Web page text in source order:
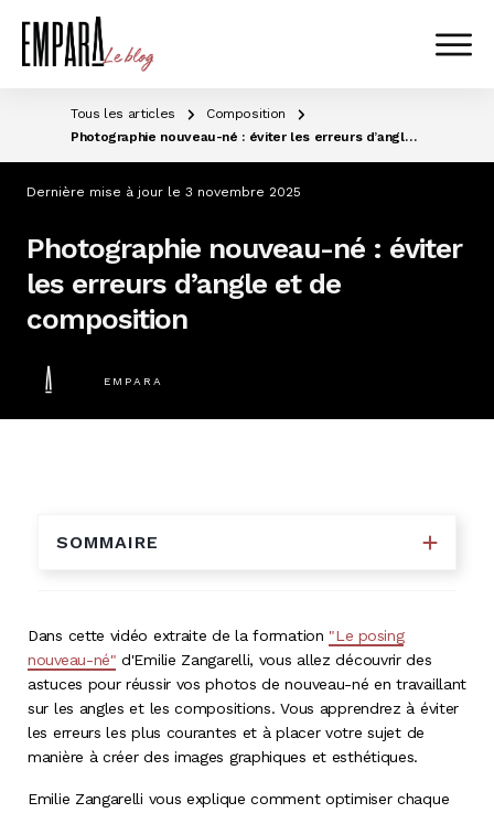
Tous les articles
Composition
Photographie nouveau-né : éviter les erreurs d’angle et de composition
Dernière mise à jour le 3 novembre 2025
Photographie nouveau-né : éviter
les erreurs d’angle et de
composition
EMPARA
Dans cette vidéo extraite de la formation "Le posing
nouveau-né" d'Emilie Zangarelli, vous allez découvrir des
astuces pour réussir vos photos de nouveau-né en travaillant
sur les angles et les compositions. Vous apprendrez à éviter
les erreurs les plus courantes et à placer votre sujet de
manière à créer des images graphiques et esthétiques.
Emilie Zangarelli vous explique comment optimiser chaque
SOMMAIRE